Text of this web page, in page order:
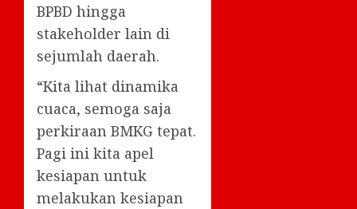
BPBD hingga
stakeholder lain di
sejumlah daerah.
“Kita lihat dinamika
cuaca, semoga saja
perkiraan BMKG tepat.
Pagi ini kita apel
kesiapan untuk
melakukan kesiapan